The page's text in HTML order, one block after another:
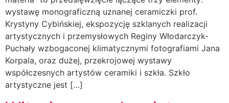
wystawę monograficzną uznanej ceramiczki prof.
Krystyny Cybińskiej, ekspozycję szklanych realizacji
artystycznych i przemysłowych Reginy Włodarczyk-
Puchały wzbogaconej klimatycznymi fotografiami Jana
Korpala, oraz dużej, przekrojowej wystawy
współczesnych artystów ceramiki i szkła. Szkło
artystyczne jest […]